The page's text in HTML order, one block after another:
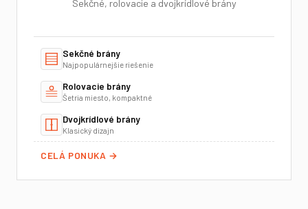
Sekčné, rolovacie a dvojkrídlové brány
Sekčné brány
Najpopulárnejšie riešenie
Rolovacie brány
Šetria miesto, kompaktné
Dvojkrídlové brány
Klasický dizajn
CELÁ PONUKA →